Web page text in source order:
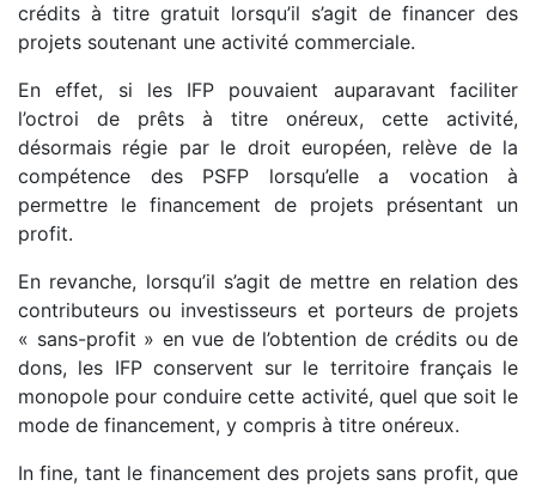
crédits à titre gratuit lorsqu’il s’agit de financer des
projets soutenant une activité commerciale.
En effet, si les IFP pouvaient auparavant faciliter
l’octroi de prêts à titre onéreux, cette activité,
désormais régie par le droit européen, relève de la
compétence des PSFP lorsqu’elle a vocation à
permettre le financement de projets présentant un
profit.
En revanche, lorsqu’il s’agit de mettre en relation des
contributeurs ou investisseurs et porteurs de projets
« sans-profit » en vue de l’obtention de crédits ou de
dons, les IFP conservent sur le territoire français le
monopole pour conduire cette activité, quel que soit le
mode de financement, y compris à titre onéreux.
In fine, tant le financement des projets sans profit, que